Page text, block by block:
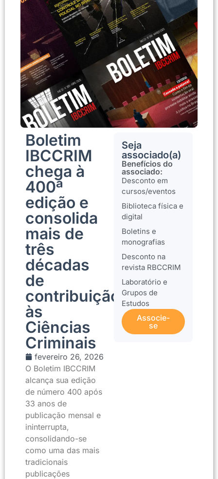
Boletim
IBCCRIM
chega à
400ª
edição e
consolida
mais de
três
décadas
de
contribuição
às
Ciências
Criminais
fevereiro 26, 2026
O Boletim IBCCRIM
alcança sua edição
de número 400 após
33 anos de
publicação mensal e
ininterrupta,
consolidando-se
como uma das mais
tradicionais
publicações
Seja
associado(a)
Benefícios do
associado:
Desconto em
cursos/eventos
Biblioteca física e
digital
Boletins e
monografias
Desconto na
revista RBCCRIM
Laboratório e
Grupos de
Estudos
Associe-
se